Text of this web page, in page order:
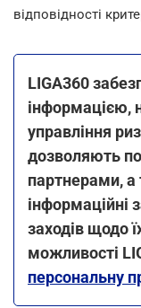
відповідності
LIGA360
інформацією,
управління
дозволяють
партнерами, а
інформаційні
заходів щодо
можливості
персональну